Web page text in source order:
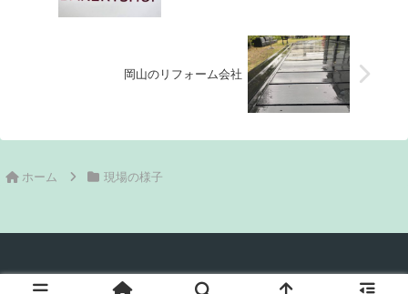
岡山のリフォーム会社
ホーム 現場の様子
© 2020 岡山市のリフォーム工事業者ネストコーポレーション.